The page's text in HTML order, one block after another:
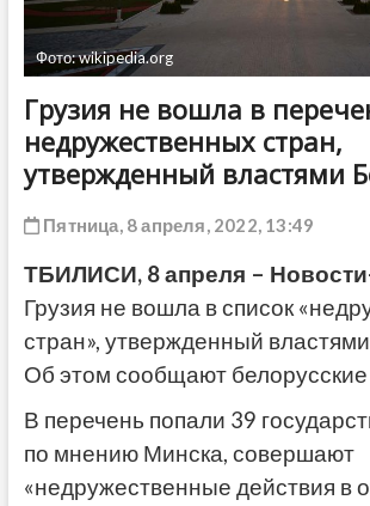
Фото: wikipedia.org
Грузия не вошла в
недружественных стран,
утвержденный властями
Пятница, 8 апреля, 2022, 13:49
ТБИЛИСИ, 8 апреля –
Грузия не вошла в список
стран», утвержденный
Об этом сообщают
В перечень попали 39
по мнению Минска, совершают
«недружественные действия в